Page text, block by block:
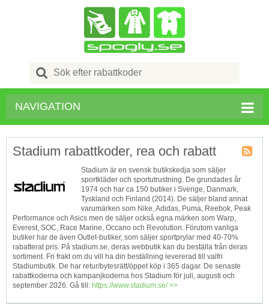
Search
for:
NAVIGATION
Stadium rabattkoder, rea och rabatt
Stadium är en svensk butikskedja som säljer
sportkläder och sportutrustning. De grundades år
1974 och har ca 150 butiker i Sverige, Danmark,
Tyskland och Finland (2014). De säljer bland annat
varumärken som Nike, Adidas, Puma, Reebok, Peak
Performance och Asics men de säljer också egna märken som Warp,
Everest, SOC, Race Marine, Occano och Revolution. Förutom vanliga
butiker har de även Outlet-butiker, som säljer sportprylar med 40-70%
rabatterat pris. På stadium.se, deras webbutik kan du beställa från deras
sortiment. Fri frakt om du vill ha din beställning levererad till valfri
Stadiumbutik. De har retur/bytesrätt/öppet köp i 365 dagar. De senaste
rabattkoderna och kampanjkoderna hos Stadium för juli, augusti och
september 2026. Gå till: https://www.stadium.se/ >>